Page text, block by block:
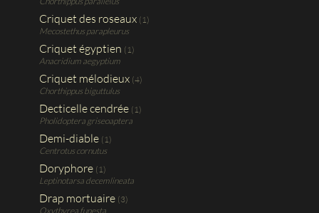
Criquet des roseaux (1)
Mecostethus parapleurus
Criquet égyptien (1)
Anacridium aegyptium
Criquet mélodieux (4)
Chorthippus biguttulus
Decticelle cendrée (1)
Pholidoptera griseoaptera
Demi-diable (1)
Centrotus cornutus
Doryphore (1)
Leptinotarsa decemlineata
Drap mortuaire (3)
Oxythyrea funesta